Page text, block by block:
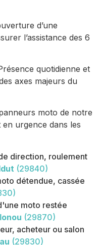
d’une
l’assistance des 6
quotidienne et
axes majeurs du
moto de notre
urgence dans les
direction, roulement
(29840)
détendue, cassée
moto restée
(29870)
acheteur ou salon
(29830)